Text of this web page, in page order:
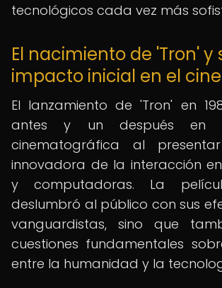
tecnológicos cada vez más
El nacimiento de 'Tron' y
impacto inicial en el cine
El lanzamiento de 'Tron' en
antes y un después en
cinematográfica al
innovadora de la interacción
y computadoras. La
deslumbró al público con sus
vanguardistas, sino que
cuestiones fundamentales
entre la humanidad y la